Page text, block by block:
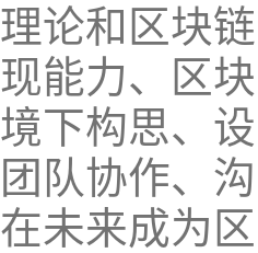
理论和区块
现能力、区
境下构思、
团队协作、
在未来成为